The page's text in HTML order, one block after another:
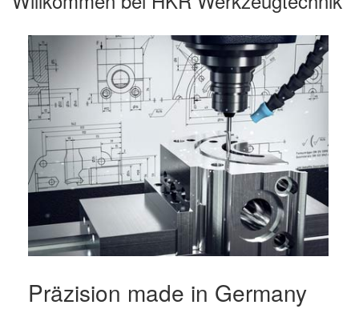
Präzision made in Germany